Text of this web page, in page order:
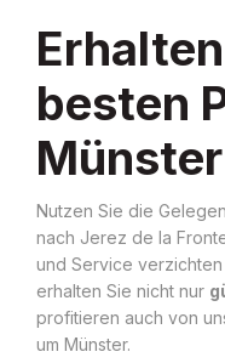
besten
Münster
Nutzen Sie die
nach Jerez de la
und Service
erhalten Sie nicht nur
profitieren auch von
um Münster.